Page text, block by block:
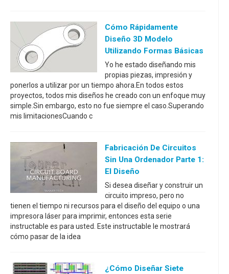
Cómo Rápidamente
Diseño 3D Modelo
Utilizando Formas Básicas
Yo he estado diseñando mis
propias piezas, impresión y
ponerlos a utilizar por un tiempo ahora.En todos estos
proyectos, todos mis diseños he creado con un enfoque muy
simple.Sin embargo, esto no fue siempre el caso.Superando
mis limitacionesCuando c
Fabricación De Circuitos
Sin Una Ordenador Parte 1:
El Diseño
Si desea diseñar y construir un
circuito impreso, pero no
tienen el tiempo ni recursos para el diseño del equipo o una
impresora láser para imprimir, entonces esta serie
instructable es para usted. Este instructable le mostrará
cómo pasar de la idea
¿Cómo Diseñar Siete